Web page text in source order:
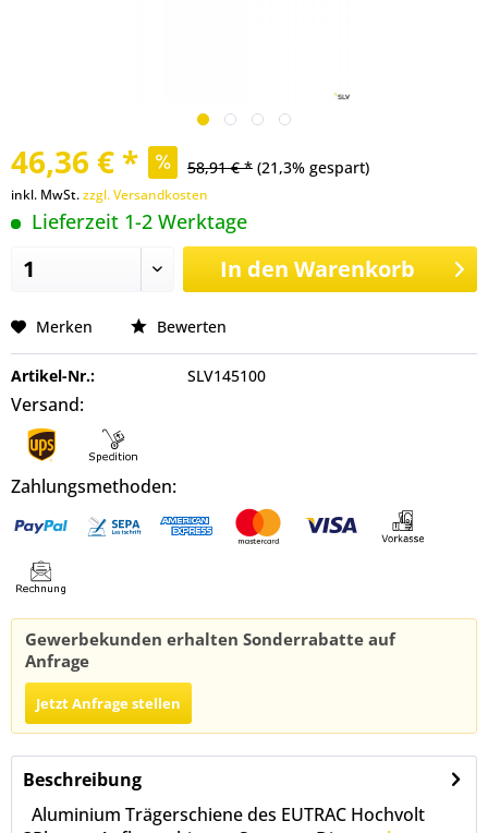
46,36 € * 58,91 € * (21,3% gespart)
inkl. MwSt.zzgl. Versandkosten
Lieferzeit 1-2 Werktage
In den Warenkorb
Merken Bewerten
Artikel-Nr.: SLV145100
Versand:
Zahlungsmethoden:
Gewerbekunden erhalten Sonderrabatte auf
Anfrage
Jetzt Anfrage stellen
Beschreibung
Aluminium Trägerschiene des EUTRAC Hochvolt